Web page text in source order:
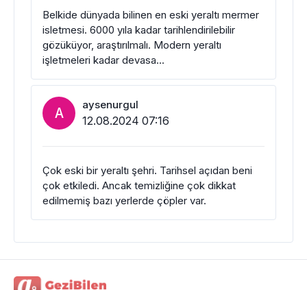
Belkide dünyada bilinen en eski yeraltı mermer
isletmesi. 6000 yıla kadar tarihlendirilebilir
gözüküyor, araştırılmalı. Modern yeraltı
işletmeleri kadar devasa...
A aysenurgul
12.08.2024 07:16
Çok eski bir yeraltı şehri. Tarihsel açıdan beni
çok etkiledi. Ancak temizliğine çok dikkat
edilmemiş bazı yerlerde çöpler var.